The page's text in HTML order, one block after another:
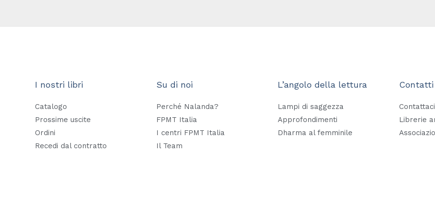
I nostri libri
Catalogo
Prossime uscite
Ordini
Recedi dal contratto
Su di noi
Perché Nalanda?
FPMT Italia
I centri FPMT Italia
Il Team
L’angolo della lettura
Lampi di saggezza
Approfondimenti
Dharma al femminile
Contatti
Contattaci
Librerie